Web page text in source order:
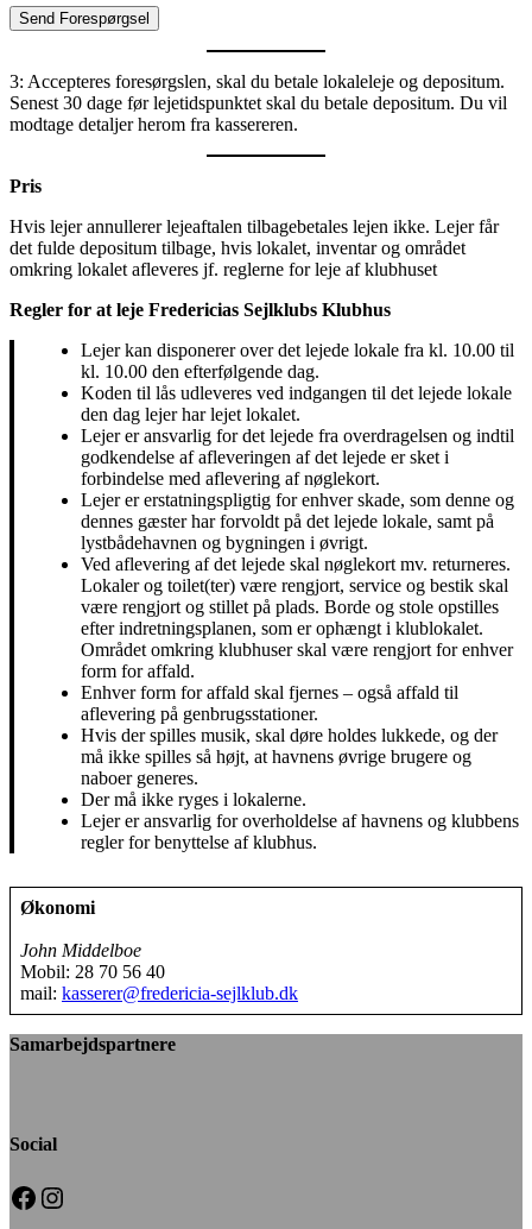
3: Accepteres foresørgslen, skal du betale lokaleleje og depositum.
Senest 30 dage før lejetidspunktet skal du betale depositum. Du vil
modtage detaljer herom fra kassereren.
Pris
Hvis lejer annullerer lejeaftalen tilbagebetales lejen ikke. Lejer får
det fulde depositum tilbage, hvis lokalet, inventar og området
omkring lokalet afleveres jf. reglerne for leje af klubhuset
Regler for at leje Fredericias Sejlklubs Klubhus
Lejer kan disponerer over det lejede lokale fra kl. 10.00 til
kl. 10.00 den efterfølgende dag.
Koden til lås udleveres ved indgangen til det lejede lokale
den dag lejer har lejet lokalet.
Lejer er ansvarlig for det lejede fra overdragelsen og indtil
godkendelse af afleveringen af det lejede er sket i
forbindelse med aflevering af nøglekort.
Lejer er erstatningspligtig for enhver skade, som denne og
dennes gæster har forvoldt på det lejede lokale, samt på
lystbådehavnen og bygningen i øvrigt.
Ved aflevering af det lejede skal nøglekort mv. returneres.
Lokaler og toilet(ter) være rengjort, service og bestik skal
være rengjort og stillet på plads. Borde og stole opstilles
efter indretningsplanen, som er ophængt i klublokalet.
Området omkring klubhuser skal være rengjort for enhver
form for affald.
Enhver form for affald skal fjernes – også affald til
aflevering på genbrugsstationer.
Hvis der spilles musik, skal døre holdes lukkede, og der
må ikke spilles så højt, at havnens øvrige brugere og
naboer generes.
Der må ikke ryges i lokalerne.
Lejer er ansvarlig for overholdelse af havnens og klubbens
regler for benyttelse af klubhus.
Økonomi
John Middelboe
Mobil: 28 70 56 40
mail: kasserer@fredericia-sejlklub.dk
Samarbejdspartnere
Social
Facebook
Instagram